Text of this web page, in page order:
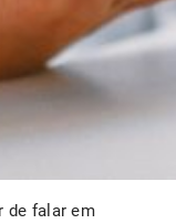
de falar em